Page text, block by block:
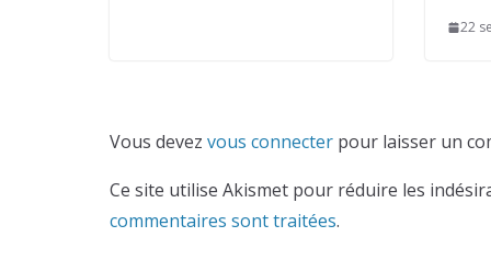
22
Vous devez vous connecterpour laisser un
Ce site utilise Akismet pour réduire les
commentaires sont traitées.